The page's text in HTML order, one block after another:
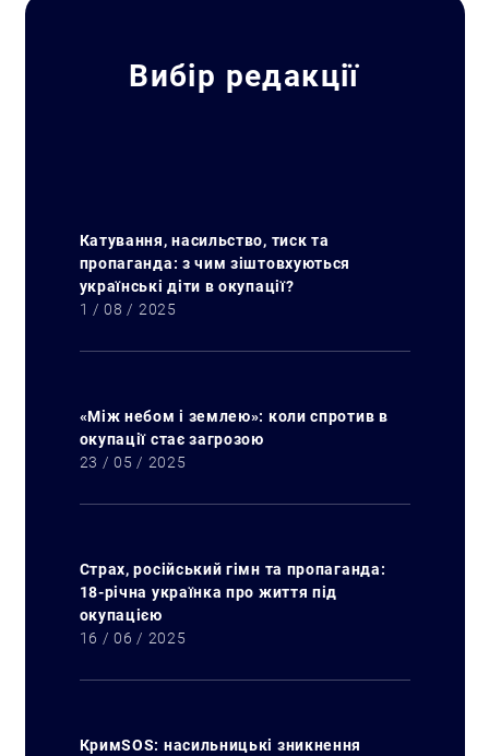
Вибір редакції
Катування, насильство, тиск та
пропаганда: з чим зіштовхуються
українські діти в окупації?
1 / 08 / 2025
«Між небом і землею»: коли спротив в
окупації стає загрозою
23 / 05 / 2025
Страх, російський гімн та пропаганда:
18-річна українка про життя під
окупацією
16 / 06 / 2025
КримSOS: насильницькі зникнення